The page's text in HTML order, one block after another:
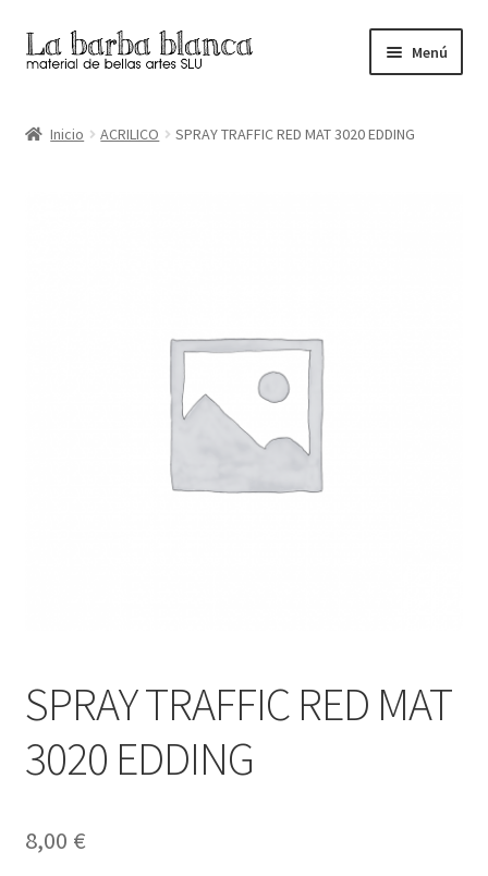
Ir
a
navegación
Ir
al
Menú
Inicio ACRILICO SPRAY TRAFFIC RED MAT 3020 EDDING
SPRAY TRAFFIC RED MAT
3020 EDDING
8,00 €